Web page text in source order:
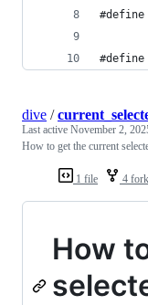
#define
1 file 4
dive /
Last active November 2,
How to get the current
How